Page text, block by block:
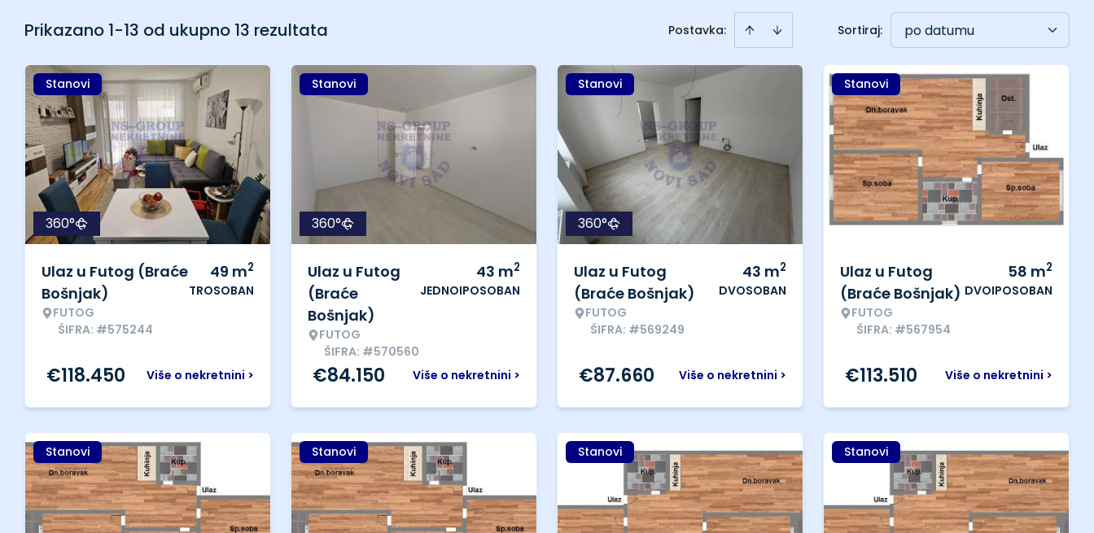
Prikazano 1-13 od ukupno 13 rezultata Postavka: Sortiraj: po datumu
Stanovi
360°
Ulaz u Futog (Braće
Bošnjak)
FUTOG
ŠIFRA: #575244
49 m2
TROSOBAN
Više o nekretnini >
€118.450
Stanovi
360°
Ulaz u Futog
(Braće
Bošnjak)
FUTOG
ŠIFRA: #570560
43 m2
JEDNOIPOSOBAN
Više o nekretnini >
€84.150
Stanovi
360°
Ulaz u Futog
(Braće Bošnjak)
FUTOG
ŠIFRA: #569249
43 m2
DVOSOBAN
Više o nekretnini >
€87.660
Stanovi
Ulaz u Futog
(Braće Bošnjak)
FUTOG
ŠIFRA: #567954
58 m2
DVOIPOSOBAN
Više o nekretnini >
€113.510
Stanovi Stanovi Stanovi Stanovi